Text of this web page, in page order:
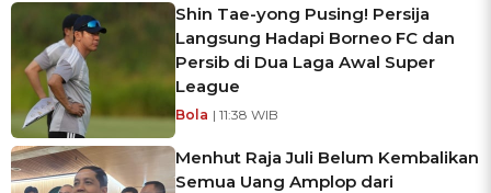
Shin Tae-yong Pusing! Persija
Langsung Hadapi Borneo FC dan
Persib di Dua Laga Awal Super
League
Bola | 11:38 WIB
Menhut Raja Juli Belum Kembalikan
Semua Uang Amplop dari